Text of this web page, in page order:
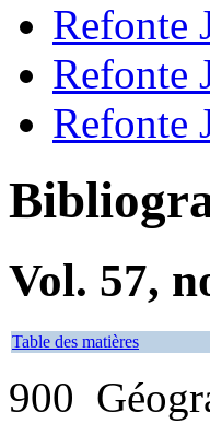
Refonte
Refonte
Refonte
Vol. 57,
Table des matières
900